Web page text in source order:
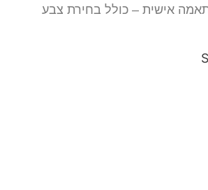
אישית – כולל בחירת צבע